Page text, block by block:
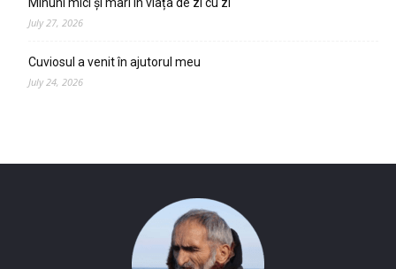
Minuni mici și mari în viața de zi cu zi
July 27, 2026
Cuviosul a venit în ajutorul meu
July 24, 2026